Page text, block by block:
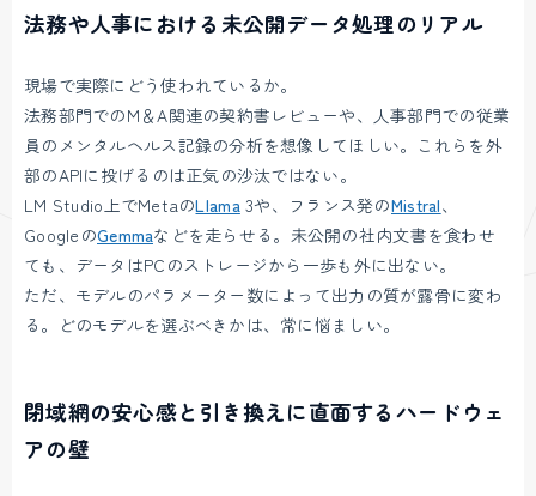
法務や人事における未公開データ処理のリアル
現場で実際にどう使われているか。
法務部門でのM＆A関連の契約書レビューや、人事部門での従業
員のメンタルヘルス記録の分析を想像してほしい。これらを外
部のAPIに投げるのは正気の沙汰ではない。
LM Studio上でMetaのLlama 3や、フランス発のMistral、
GoogleのGemmaなどを走らせる。未公開の社内文書を食わせ
ても、データはPCのストレージから一歩も外に出ない。
ただ、モデルのパラメーター数によって出力の質が露骨に変わ
る。どのモデルを選ぶべきかは、常に悩ましい。
閉域網の安心感と引き換えに直面するハードウェ
アの壁